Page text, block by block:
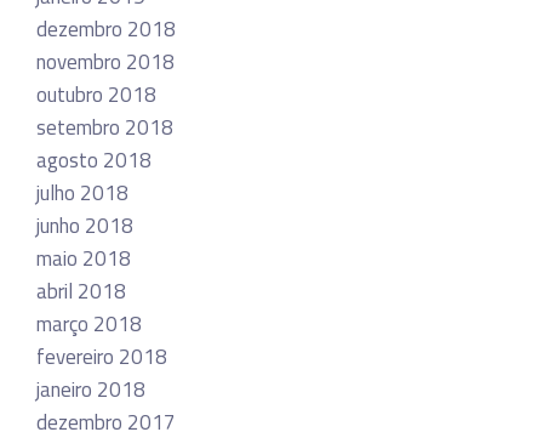
dezembro 2018
novembro 2018
outubro 2018
setembro 2018
agosto 2018
julho 2018
junho 2018
maio 2018
abril 2018
março 2018
fevereiro 2018
janeiro 2018
dezembro 2017